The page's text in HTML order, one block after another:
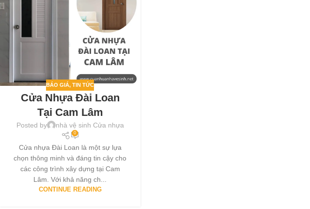
BÁO GIÁ,TIN TỨC
Cửa Nhựa Đài Loan
Tại Cam Lâm
Posted by nhà vệ sinh Cửa nhựa
0
Cửa nhựa Đài Loan là một sự lựa
chọn thông minh và đáng tin cậy cho
các công trình xây dựng tại Cam
Lâm. Với khả năng ch...
CONTINUE READING